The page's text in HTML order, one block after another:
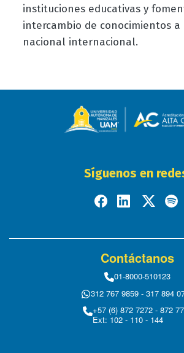
instituciones educativas y
intercambio de conocimientos a
nacional internacional.
Síguenos en
Contáctanos
01-8000-510123
312 767 9859 - 317 894
+57 (6) 872 7272 - 872
Ext: 102 - 110 - 144